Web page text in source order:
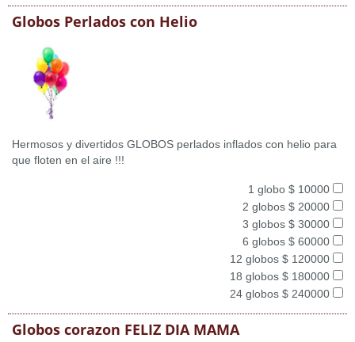
Globos Perlados con Helio
Hermosos y divertidos GLOBOS perlados inflados con helio para
que floten en el aire !!!
1 globo $ 10000
2 globos $ 20000
3 globos $ 30000
6 globos $ 60000
12 globos $ 120000
18 globos $ 180000
24 globos $ 240000
Globos corazon FELIZ DIA MAMA